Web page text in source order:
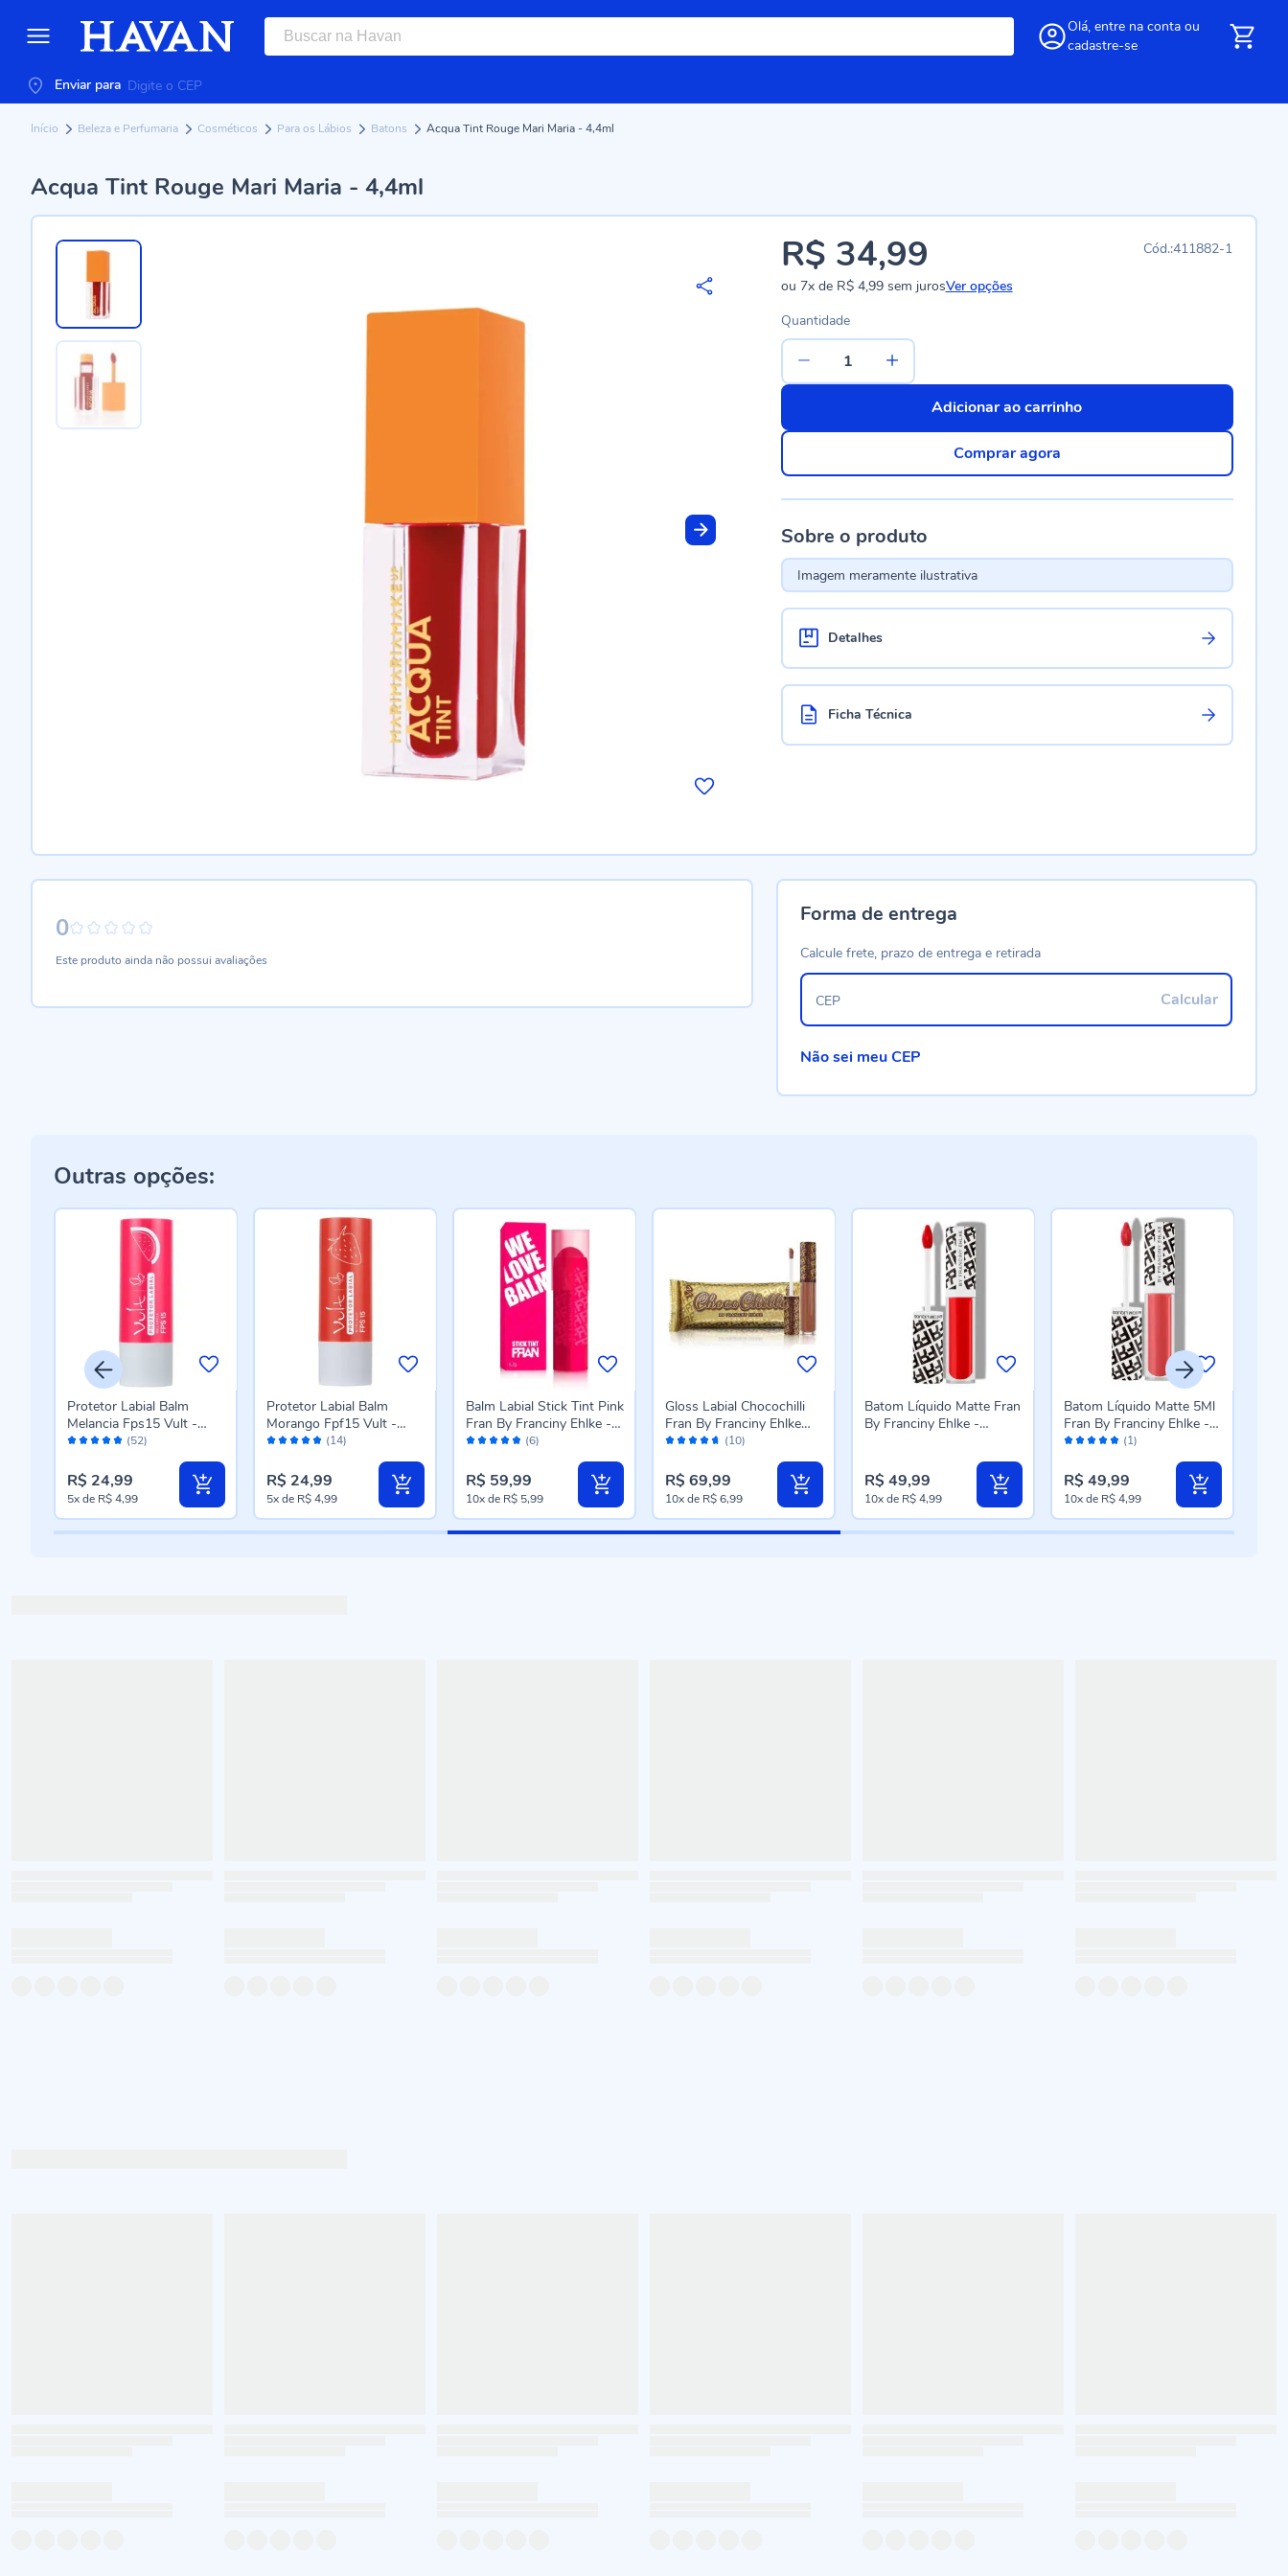
Olá, entre na conta ou
cadastre-se
Enviar para
Início Beleza e Perfumaria Cosméticos Para os Lábios Batons Acqua Tint Rouge Mari Maria - 4,4ml
Acqua Tint Rouge Mari Maria - 4,4ml
411882-1
R$ 34,99
ou 7xde R$ 4,99sem jurosVer opções
Quantidade
Adicionar ao carrinho
Comprar agora
Sobre o produto
Imagem meramente ilustrativa
Detalhes
Ficha Técnica
0
Este produto ainda não possui avaliações
Forma de entrega
Calcule frete, prazo de entrega e retirada
Calcular
CEP
Não sei meu CEP
Outras opções:
Avaliação: (52)
Protetor Labial Balm
Melancia Fps15 Vult -
Hidratante
R$ 24,99
5xde R$ 4,99
Avaliação: (14)
Protetor Labial Balm
Morango Fpf15 Vult -
Hidratante
R$ 24,99
5xde R$ 4,99
Avaliação: (6)
Balm Labial Stick Tint Pink
Fran By Franciny Ehlke -
6,3g
R$ 59,99
10xde R$ 5,99
Avaliação: (10)
Gloss Labial Chocochilli
Fran By Franciny Ehlke
3,5Ml - Chocolate
R$ 69,99
10xde R$ 6,99
Batom Líquido Matte Fran
By Franciny Ehlke -
R$ 49,99
10xde R$ 4,99
Avaliação: (1)
Batom Líquido Matte 5Ml
Fran By Franciny Ehlke -
Delicate
R$ 49,99
10xde R$ 4,99